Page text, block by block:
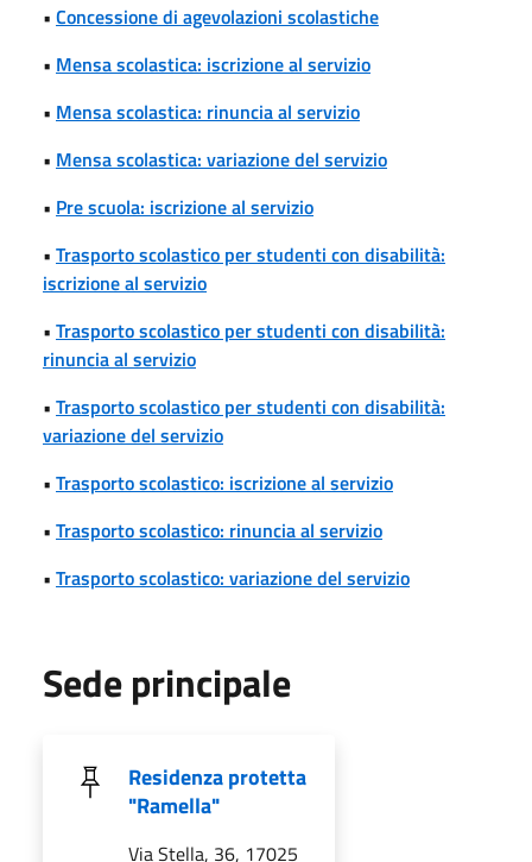
• Concessione di agevolazioni scolastiche
• Mensa scolastica: iscrizione al servizio
• Mensa scolastica: rinuncia al servizio
• Mensa scolastica: variazione del servizio
• Pre scuola: iscrizione al servizio
• Trasporto scolastico per studenti con disabilità:
iscrizione al servizio
• Trasporto scolastico per studenti con disabilità:
rinuncia al servizio
• Trasporto scolastico per studenti con disabilità:
variazione del servizio
• Trasporto scolastico: iscrizione al servizio
• Trasporto scolastico: rinuncia al servizio
• Trasporto scolastico: variazione del servizio
Sede principale
Residenza protetta
"Ramella"
Via Stella, 36, 17025